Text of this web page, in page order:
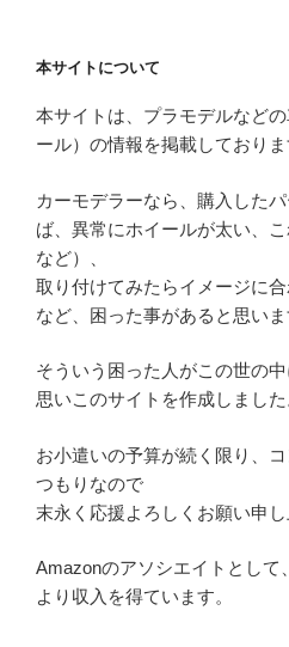
本サイトについて
本サイトは、プラモデルなど
ール）の情報を掲載しておりま
カーモデラーなら、購入した
ば、異常にホイールが太い、こ
など）、
取り付けてみたらイメージに合
など、困った事があると思いま
そういう困った人がこの世の
思いこのサイトを作成しました
お小遣いの予算が続く限り、
つもりなので
末永く応援よろしくお願い申し
Amazonのアソシエイトとして
より収入を得ています。